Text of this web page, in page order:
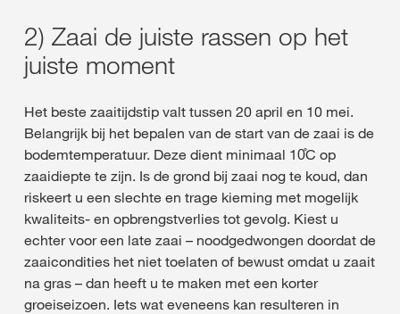
2) Zaai de juiste rassen op het
juiste moment
Het beste zaaitijdstip valt tussen 20 april en 10 mei.
Belangrijk bij het bepalen van de start van de zaai is de
bodemtemperatuur. Deze dient minimaal 10̊C op
zaaidiepte te zijn. Is de grond bij zaai nog te koud, dan
riskeert u een slechte en trage kieming met mogelijk
kwaliteits- en opbrengstverlies tot gevolg. Kiest u
echter voor een late zaai – noodgedwongen doordat de
zaaicondities het niet toelaten of bewust omdat u zaait
na gras – dan heeft u te maken met een korter
groeiseizoen. Iets wat eveneens kan resulteren in